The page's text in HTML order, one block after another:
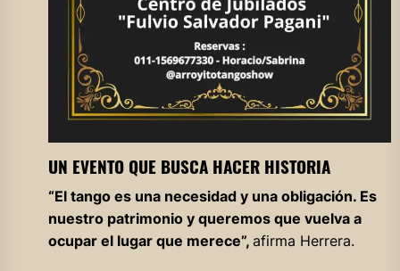
UN EVENTO QUE BUSCA HACER HISTORIA
“El tango es una necesidad y una obligación. Es
nuestro patrimonio y queremos que vuelva a
ocupar el lugar que merece”, afirma Herrera.